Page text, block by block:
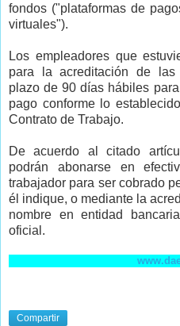
fondos ("plataformas de
virtuales").
Los empleadores que
para la acreditación de las
plazo de 90 días hábiles
pago conforme lo
Contrato de Trabajo.
De acuerdo al citado
podrán abonarse en
trabajador para ser cobrado
él indique, o mediante la
nombre en entidad
oficial.
Compartir